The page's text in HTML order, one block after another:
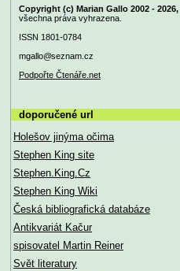
Copyright (c) Marian Gallo 2002 - 2026,
všechna práva vyhrazena.
ISSN 1801-0784
mgallo@seznam.cz
Podpořte Čtenáře.net
doporučené url
Holešov jinýma očima
Stephen King site
Stephen.King.Cz
Stephen King Wiki
Česká bibliografická databáze
Antikvariát Kačur
spisovatel Martin Reiner
Svět literatury